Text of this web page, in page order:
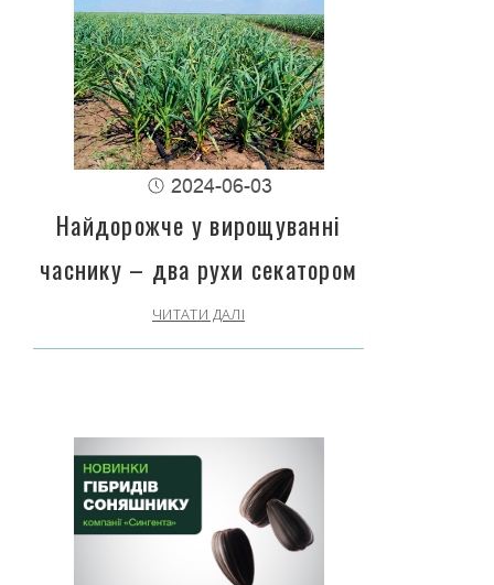
2024-06-03
Найдорожче у вирощуванні
часнику – два рухи секатором
ЧИТАТИ ДАЛІ